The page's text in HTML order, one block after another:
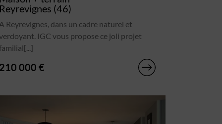
Reyrevignes (46)
A Reyrevignes, dans un cadre naturel et
IGC vous propose ce joli projet
210 000 €